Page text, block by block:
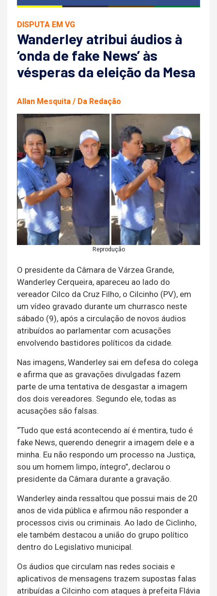
DISPUTA EM VG
Wanderley atribui áudios à
‘onda de fake News’ às
vésperas da eleição da Mesa
Allan Mesquita / Da Redação
Reprodução
O presidente da Câmara de Várzea Grande,
Wanderley Cerqueira, apareceu ao lado do
vereador Cilco da Cruz Filho, o Cilcinho (PV), em
um vídeo gravado durante um churrasco neste
sábado (9), após a circulação de novos áudios
atribuídos ao parlamentar com acusações
envolvendo bastidores políticos da cidade.
Nas imagens, Wanderley sai em defesa do colega
e afirma que as gravações divulgadas fazem
parte de uma tentativa de desgastar a imagem
dos dois vereadores. Segundo ele, todas as
acusações são falsas.
“Tudo que está acontecendo aí é mentira, tudo é
fake News, querendo denegrir a imagem dele e a
minha. Eu não respondo um processo na Justiça,
sou um homem limpo, íntegro”, declarou o
presidente da Câmara durante a gravação.
Wanderley ainda ressaltou que possui mais de 20
anos de vida pública e afirmou não responder a
processos civis ou criminais. Ao lado de Ciclinho,
ele também destacou a união do grupo político
dentro do Legislativo municipal.
Os áudios que circulam nas redes sociais e
aplicativos de mensagens trazem supostas falas
atribuídas a Cilcinho com ataques à prefeita Flávia